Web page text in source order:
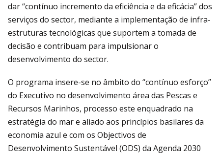
dar “contínuo incremento da eficiência e da eficácia” dos
serviços do sector, mediante a implementação de infra-
estruturas tecnológicas que suportem a tomada de
decisão e contribuam para impulsionar o
desenvolvimento do sector.
O programa insere-se no âmbito do “contínuo esforço”
do Executivo no desenvolvimento área das Pescas e
Recursos Marinhos, processo este enquadrado na
estratégia do mar e aliado aos princípios basilares da
economia azul e com os Objectivos de
Desenvolvimento Sustentável (ODS) da Agenda 2030